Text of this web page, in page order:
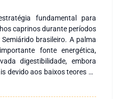
fundamental para
caprinos durante períodos
brasileiro. A palma
fonte energética,
digestibilidade, embora
devido aos baixos teores de
maniçoba, além de ser bem